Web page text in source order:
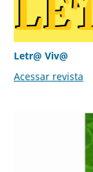
Letr@ Viv@
Acessar revista